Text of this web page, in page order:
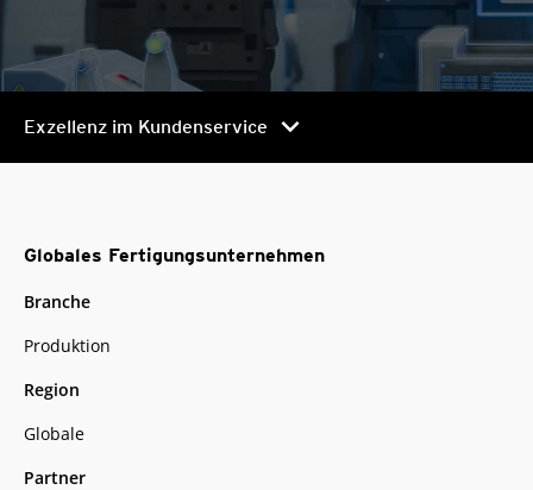
Exzellenz im Kundenservice chevron_right
Globales Fertigungsunternehmen
Branche
Produktion
Region
Globale
Partner